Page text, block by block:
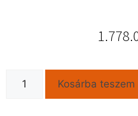
Kosárba teszem